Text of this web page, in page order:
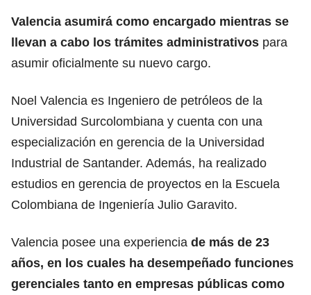
Valencia asumirá como encargado mientras se
llevan a cabo los trámites administrativos para
asumir oficialmente su nuevo cargo.
Noel Valencia es Ingeniero de petróleos de la
Universidad Surcolombiana y cuenta con una
especialización en gerencia de la Universidad
Industrial de Santander. Además, ha realizado
estudios en gerencia de proyectos en la Escuela
Colombiana de Ingeniería Julio Garavito.
Valencia posee una experiencia de más de 23
años, en los cuales ha desempeñado funciones
gerenciales tanto en empresas públicas como